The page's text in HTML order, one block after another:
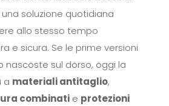
una soluzione quotidiana
allo stesso tempo
e sicura. Se le prime versioni
nascoste sul dorso, oggi la
a materiali antitaglio,
combinatie protezioni